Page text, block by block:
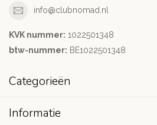
info@clubnomad.nl
KVK nummer: 1022501348
btw-nummer: BE1022501348
Categorieën
Informatie